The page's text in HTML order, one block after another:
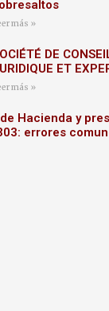
más »
DE
ET
más »
Hacienda y
errores